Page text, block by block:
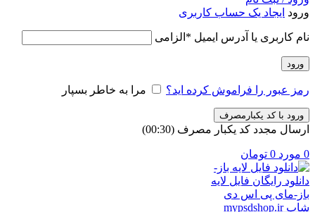
ورود ایجاد یک حساب کاربری
نام کاربری یا آدرس ایمیل * الزامی
ورود
رمز عبور را فراموش کرده اید؟ مرا به خاطر بسپار
ورود با کد یکبارمصرف
ارسال مجدد کد یکبار مصرف (00:
30
)
0 مورد 0 تومان